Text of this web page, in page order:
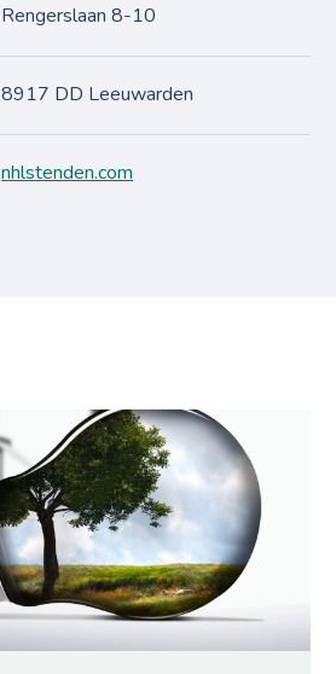
Rengerslaan 8-10
8917 DD Leeuwarden
nhlstenden.com